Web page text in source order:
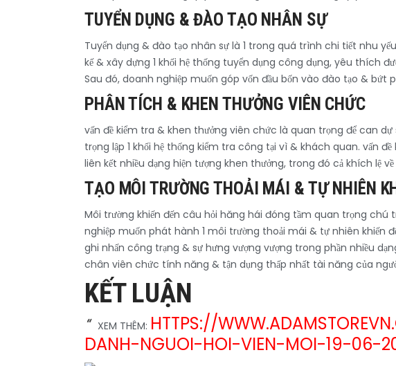
TUYỂN DỤNG & ĐÀO TẠO NHÂN SỰ
Tuyển dụng & đào tạo nhân sự là 1 trong quá trình chi tiết nhu
kế & xây dựng 1 khối hệ thống tuyển dụng công dụng, yêu thích
Sau đó, doanh nghiệp muốn góp vốn đầu bốn vào đào tạo &
PHÂN TÍCH & KHEN THƯỞNG VIÊN CHỨC
vấn đề kiểm tra & khen thưởng viên chức là quan trọng để can
trọng lập 1 khối hệ thống kiểm tra công tại vì & khách quan. vấn
liên kết nhiều dạng hiện tượng khen thưởng, trong đó cả khích lệ
TẠO MÔI TRƯỜNG THOẢI MÁI & TỰ NHIÊN
Môi trường khiến đến câu hỏi hăng hái đóng tầm quan trọng
nghiệp muốn phát hành 1 môi trường thoải mái & tự nhiên khiến
ghi nhấn công trạng & sự hưng vượng vượng trong phần nhiều
chân viên chức tính năng & tận dụng thấp nhất tài năng của
KẾT LUẬN
XEM THÊM: HTTPS://
DANH-NGUOI-HOI-VIEN-MOI-19-06-